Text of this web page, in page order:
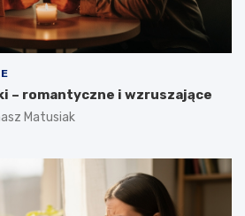
– romantyczne i wzruszające
Matusiak